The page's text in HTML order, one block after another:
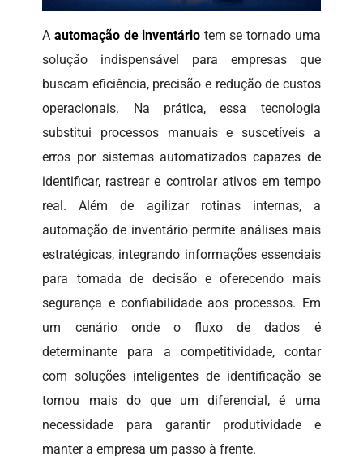
Aautomação de inventário tem se tornado uma
solução indispensável para empresas que
buscam eficiência, precisão e redução de custos
operacionais. Na prática, essa tecnologia
substitui processos manuais e suscetíveis a
erros por sistemas automatizados capazes de
identificar, rastrear e controlar ativos em tempo
real. Além de agilizar rotinas internas, a
automação de inventário permite análises mais
estratégicas, integrando informações essenciais
para tomada de decisão e oferecendo mais
segurança e confiabilidade aos processos. Em
um cenário onde o fluxo de dados é
determinante para a competitividade, contar
com soluções inteligentes de identificação se
tornou mais do que um diferencial, é uma
necessidade para garantir produtividade e
manter a empresa um passo à frente.